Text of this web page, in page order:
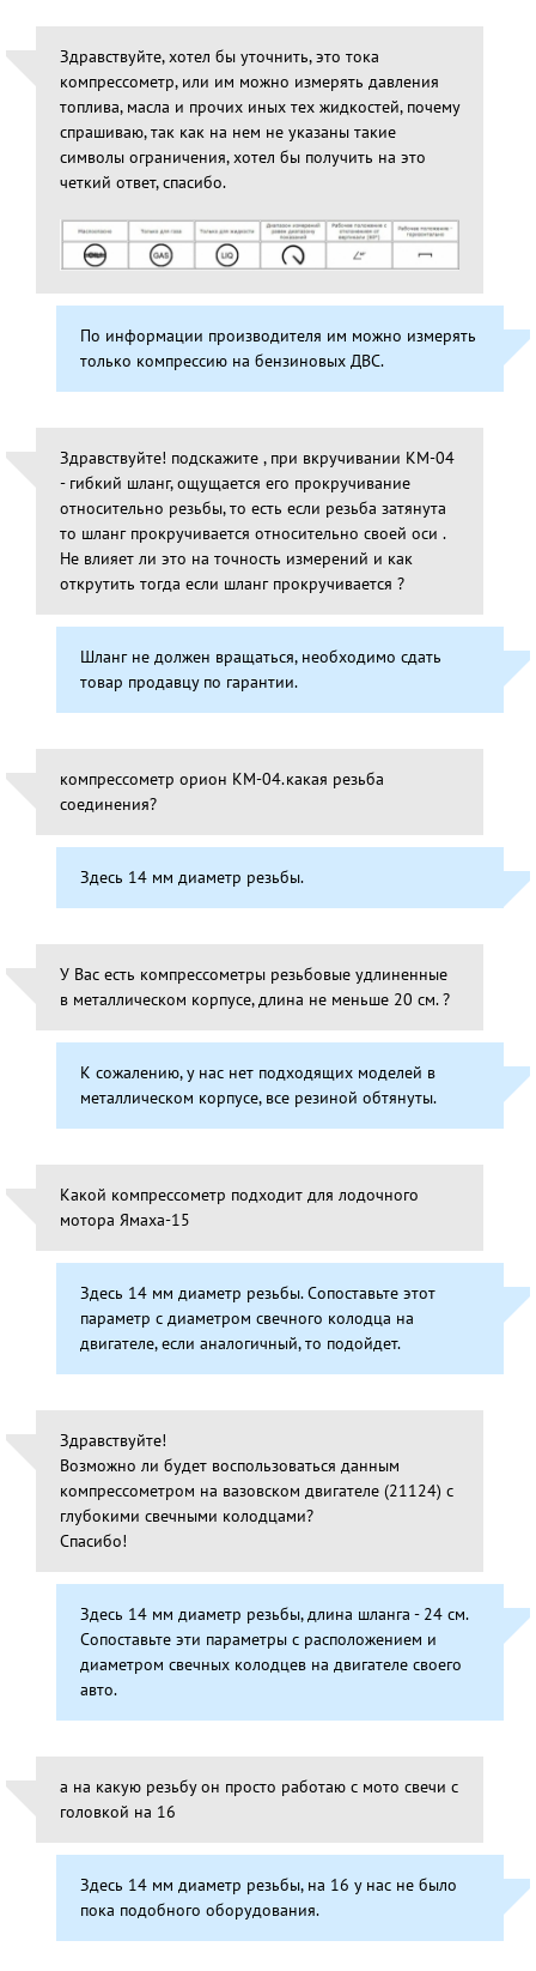
Здравствуйте, хотел бы уточнить, это тока
компрессометр, или им можно измерять давления
топлива, масла и прочих иных тех жидкостей, почему
спрашиваю, так как на нем не указаны такие
символы ограничения, хотел бы получить на это
четкий ответ, спасибо.
По информации производителя им можно измерять
только компрессию на бензиновых ДВС.
Здравствуйте! подскажите , при вкручивании КМ-04
- гибкий шланг, ощущается его прокручивание
относительно резьбы, то есть если резьба затянута
то шланг прокручивается относительно своей оси .
Не влияет ли это на точность измерений и как
открутить тогда если шланг прокручивается ?
Шланг не должен вращаться, необходимо сдать
товар продавцу по гарантии.
компрессометр орион КМ-04.какая резьба
соединения?
Здесь 14 мм диаметр резьбы.
У Вас есть компрессометры резьбовые удлиненные
в металлическом корпусе, длина не меньше 20 см. ?
К сожалению, у нас нет подходящих моделей в
металлическом корпусе, все резиной обтянуты.
Какой компрессометр подходит для лодочного
мотора Ямаха-15
Здесь 14 мм диаметр резьбы. Сопоставьте этот
параметр с диаметром свечного колодца на
двигателе, если аналогичный, то подойдет.
Здравствуйте!
Возможно ли будет воспользоваться данным
компрессометром на вазовском двигателе (21124) с
глубокими свечными колодцами?
Спасибо!
Здесь 14 мм диаметр резьбы, длина шланга - 24 см.
Сопоставьте эти параметры с расположением и
диаметром свечных колодцев на двигателе своего
авто.
а на какую резьбу он просто работаю с мото свечи с
головкой на 16
Здесь 14 мм диаметр резьбы, на 16 у нас не было
пока подобного оборудования.